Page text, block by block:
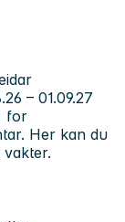
– 01.09.27
for
Her kan du